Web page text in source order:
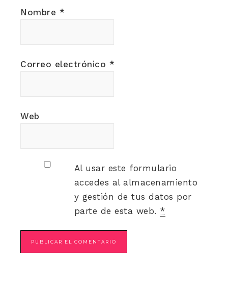
Nombre *
Correo electrónico *
Web
Al usar este formulario
accedes al almacenamiento
y gestión de tus datos por
parte de esta web. *